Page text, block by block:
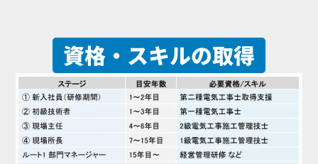
資格・スキルの取得